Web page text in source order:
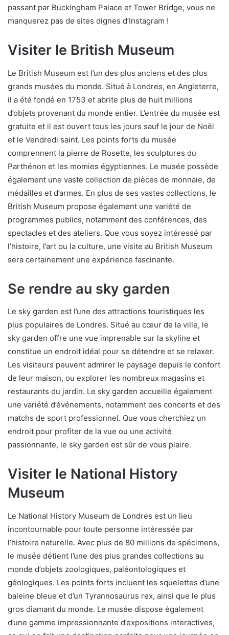
passant par Buckingham Palace et Tower Bridge, vous ne
manquerez pas de sites dignes d’Instagram !
Visiter le British Museum
Le British Museum est l’un des plus anciens et des plus
grands musées du monde. Situé à Londres, en Angleterre,
il a été fondé en 1753 et abrite plus de huit millions
d’objets provenant du monde entier. L’entrée du musée est
gratuite et il est ouvert tous les jours sauf le jour de Noël
et le Vendredi saint. Les points forts du musée
comprennent la pierre de Rosette, les sculptures du
Parthénon et les momies égyptiennes. Le musée possède
également une vaste collection de pièces de monnaie, de
médailles et d’armes. En plus de ses vastes collections, le
British Museum propose également une variété de
programmes publics, notamment des conférences, des
spectacles et des ateliers. Que vous soyez intéressé par
l’histoire, l’art ou la culture, une visite au British Museum
sera certainement une expérience fascinante.
Se rendre au sky garden
Le sky garden est l’une des attractions touristiques les
plus populaires de Londres. Situé au cœur de la ville, le
sky garden offre une vue imprenable sur la skyline et
constitue un endroit idéal pour se détendre et se relaxer.
Les visiteurs peuvent admirer le paysage depuis le confort
de leur maison, ou explorer les nombreux magasins et
restaurants du jardin. Le sky garden accueille également
une variété d’événements, notamment des concerts et des
matchs de sport professionnel. Que vous cherchiez un
endroit pour profiter de la vue ou une activité
passionnante, le sky garden est sûr de vous plaire.
Visiter le National History
Museum
Le National History Museum de Londres est un lieu
incontournable pour toute personne intéressée par
l’histoire naturelle. Avec plus de 80 millions de spécimens,
le musée détient l’une des plus grandes collections au
monde d’objets zoologiques, paléontologiques et
géologiques. Les points forts incluent les squelettes d’une
baleine bleue et d’un Tyrannosaurus rex, ainsi que le plus
gros diamant du monde. Le musée dispose également
d’une gamme impressionnante d’expositions interactives,